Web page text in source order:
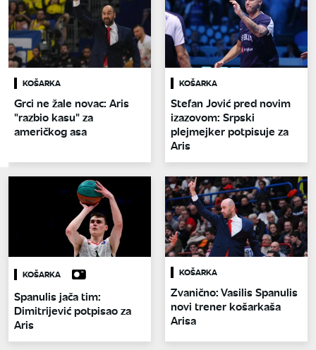
KOŠARKA
Grci ne žale novac: Aris
"razbio kasu" za
američkog asa
KOŠARKA
Stefan Jović pred novim
izazovom: Srpski
plejmejker potpisuje za
Aris
KOŠARKA
Spanulis jača tim:
Dimitrijević potpisao za
Aris
KOŠARKA
Zvanično: Vasilis Spanulis
novi trener košarkaša
Arisa